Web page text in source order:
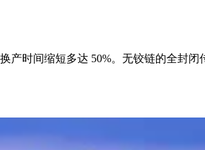
时间缩短多达 50%。无铰链的全封